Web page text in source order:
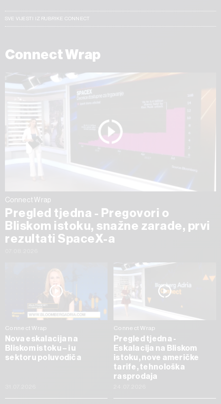
SVE VIJESTI IZ RUBRIKE CONNECT
Connect Wrap
Connect Wrap
Pregled tjedna - Pregovori o
Bliskom istoku, snažne zarade, prvi
rezultati SpaceX-a
Connect Wrap
Nova eskalacija na
Bliskom istoku – i u
sektoru poluvodiča
Connect Wrap
Pregled tjedna -
Eskalacija na Bliskom
istoku, nove američke
tarife, tehnološka
rasprodaja